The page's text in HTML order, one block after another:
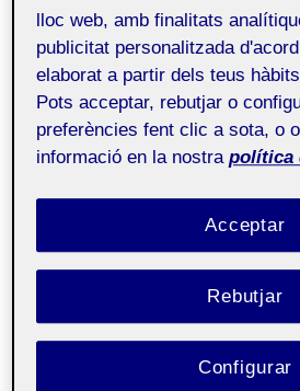
31 OCTUBRE, 2021 / 0 COMENTARIS
Gráficos 3D
lloc web, amb finalitats
publicitat personalitzada
elaborat a partir dels teus
Pots acceptar, rebutjar o
preferències fent clic a sota, o
informació en la nostra política
Rebutjar
Acceptar
Configurar